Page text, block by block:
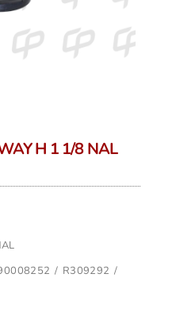
H 1 1/8 NAL
/ R309292 /